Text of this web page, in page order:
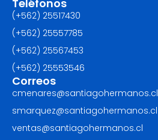
Teléfonos
(+562) 25517430‬
(+562) 25557785
(+562) 25567453‬
(+562) ‪25553546
Correos
cmenares@santiagohermanos.cl
smarquez@santiagohermanos.cl
ventas@santiagohermanos.cl